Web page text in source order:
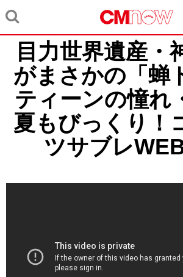
目力世界遺産・
がまさかの「蝉
ティーンの憧れ
夏もびっくり！
ツサブレ